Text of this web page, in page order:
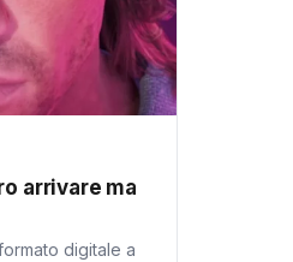
arrivare ma
digitale a